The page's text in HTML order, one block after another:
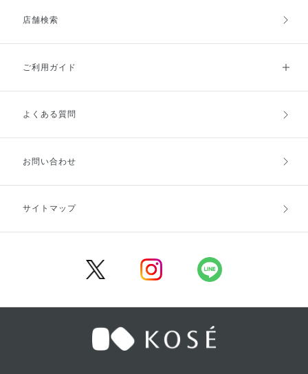
店舗検索
ご利用ガイド
ご利用ガイドトップ
お支払方法
キャンセル・返品・交換
よくある質問
お問い合わせ
サイトマップ